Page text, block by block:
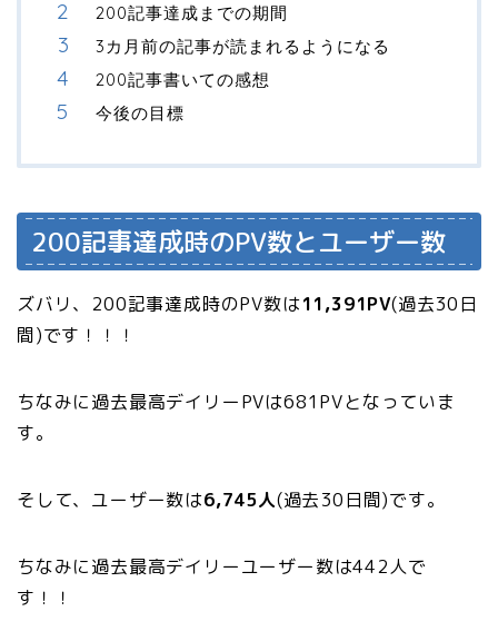
200記事達成までの期間
3カ月前の記事が読まれるようになる
200記事書いての感想
今後の目標
200記事達成時のPV数とユーザー数
ズバリ、200記事達成時のPV数は11,391PV(過去30日
間)です！！！
ちなみに過去最高デイリーPVは681PVとなっていま
す。
そして、ユーザー数は6,745人(過去30日間)です。
ちなみに過去最高デイリーユーザー数は442人で
す！！